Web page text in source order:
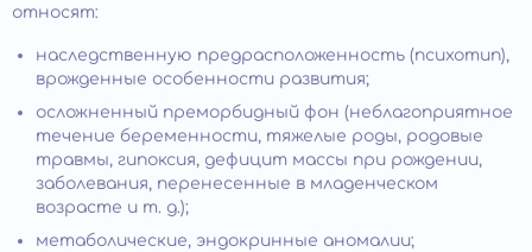
относят:
наследственную предрасположенность (психотип),
врожденные особенности развития;
осложненный преморбидный фон (неблагоприятное
течение беременности, тяжелые роды, родовые
травмы, гипоксия, дефицит массы при рождении,
заболевания, перенесенные в младенческом
возрасте и т. д.);
метаболические, эндокринные аномалии;